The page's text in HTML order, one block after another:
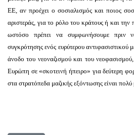
ΕΕ, αν προέχει ο σοσιαλισμός και ποιος
αριστεράς, για το ρόλο του κράτους ή και
ωστόσο πρέπει να συμφωνήσουμε πριν
συγκρότησης ενός ευρύτερου αντιφασιστικού
άνοδο του νεοναζισμού και του
Ευρώπη σε «σκοτεινή ήπειρο» για δεύτερη
στα στρατόπεδα μαζικής εξόντωσης είναι πολύ